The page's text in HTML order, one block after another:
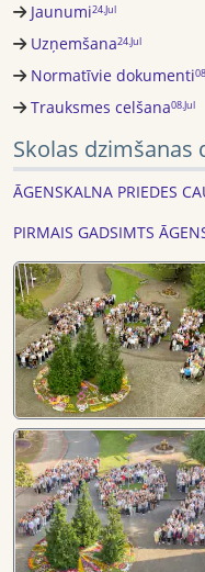
Jaunumi24.Jul
Uzņemšana24.Jul
Normatīvie dokumenti
Trauksmes celšana08.Jul
Skolas dzimšanas
ĀGENSKALNA PRIEDES
PIRMAIS GADSIMTS